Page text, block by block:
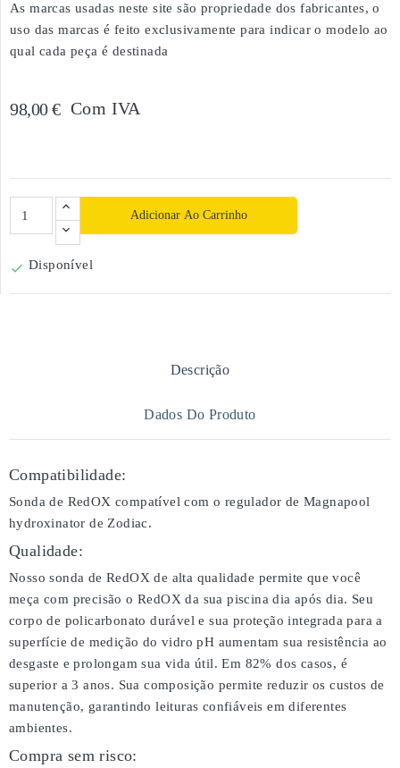
As marcas usadas neste site são propriedade dos fabricantes, o
uso das marcas é feito exclusivamente para indicar o modelo ao
qual cada peça é destinada
98,00 € Com IVA
Adicionar Ao Carrinho
 Disponível
Descrição
Dados Do Produto
Compatibilidade:
Sonda de RedOX compatível com o regulador de Magnapool
hydroxinator de Zodiac.
Qualidade:
Nosso sonda de RedOX de alta qualidade permite que você
meça com precisão o RedOX da sua piscina dia após dia. Seu
corpo de policarbonato durável e sua proteção integrada para a
superfície de medição do vidro pH aumentam sua resistência ao
desgaste e prolongam sua vida útil. Em 82% dos casos, é
superior a 3 anos. Sua composição permite reduzir os custos de
manutenção, garantindo leituras confiáveis em diferentes
ambientes.
Compra sem risco: